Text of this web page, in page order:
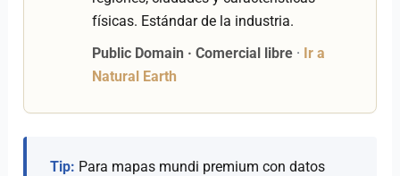
físicas. Estándar de la industria.
Public Domain · Comercial libre· Ir a
Natural Earth
Tip: Para mapas mundi premium con datos